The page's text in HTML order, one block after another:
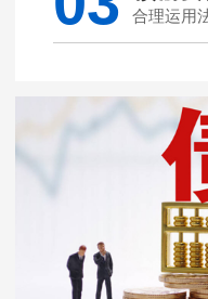
合理运用